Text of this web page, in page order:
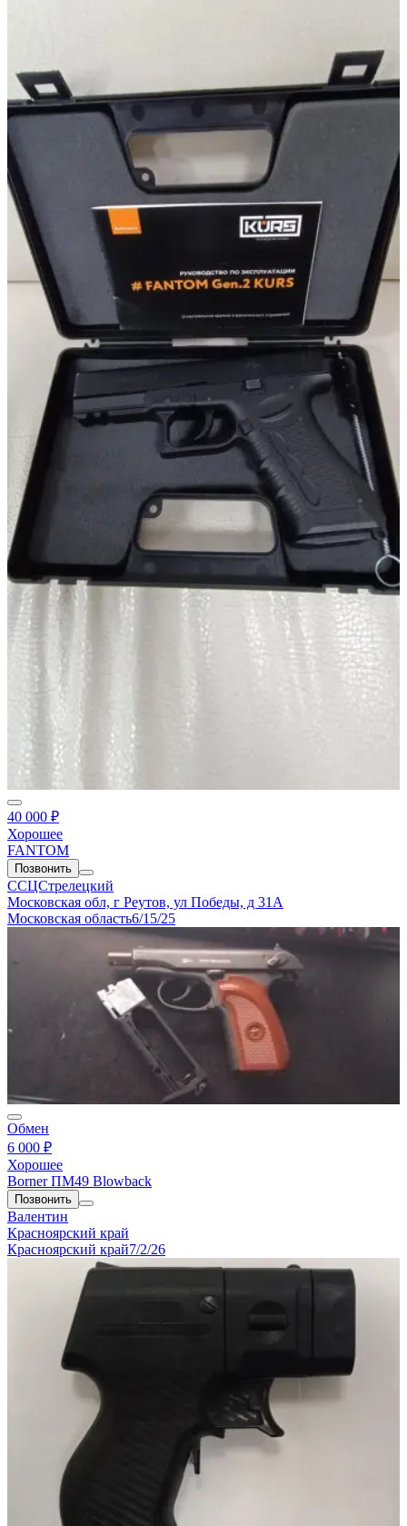
40 000 ₽
Хорошее
FANTOM
Позвонить
ССЦСтрелецкий
Московская обл, г Реутов, ул Победы, д 31А
Московская область6/15/25
Обмен
6 000 ₽
Хорошее
Borner ПМ49 Blowback
Позвонить
Валентин
Красноярский край
Красноярский край7/2/26